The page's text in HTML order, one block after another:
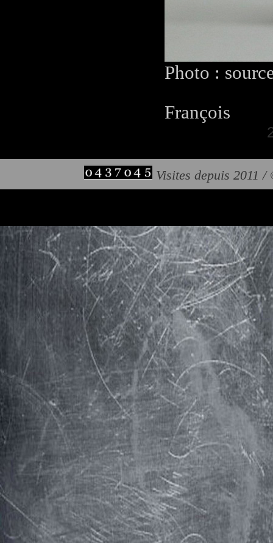
Photo :
François
Visites depuis 2011